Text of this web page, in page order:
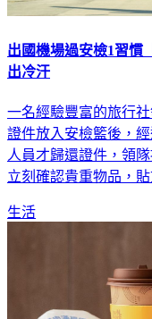
出國機場過安檢1習
出冷汗
一名經驗豐富的旅行
證件放入安檢籃後，
人員才歸還證件，領
立刻確認貴重物品，
生活